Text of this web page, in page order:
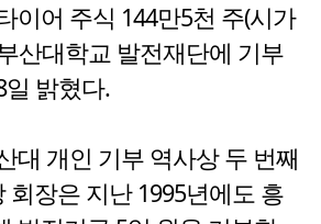
이어 주식 144만5천 주(시가
산대학교 발전재단에 기부
밝혔다.
대 개인 기부 역사상 두 번째
회장은 지난 1995년에도 흥